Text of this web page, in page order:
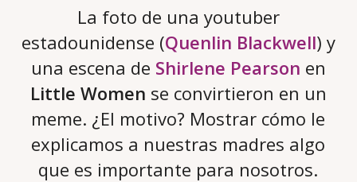
La foto de una youtuber
estadounidense (Quenlin Blackwell) y
una escena de Shirlene Pearson en
Little Women se convirtieron en un
meme. ¿El motivo? Mostrar cómo le
explicamos a nuestras madres algo
que es importante para nosotros.